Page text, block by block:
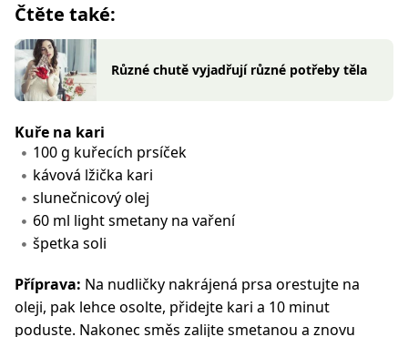
Čtěte také:
Různé chutě vyjadřují různé potřeby těla
Kuře na kari
100 g kuřecích prsíček
kávová lžička kari
slunečnicový olej
60 ml light smetany na vaření
špetka soli
Příprava: Na nudličky nakrájená prsa orestujte na
oleji, pak lehce osolte, přidejte kari a 10 minut
poduste. Nakonec směs zalijte smetanou a znovu